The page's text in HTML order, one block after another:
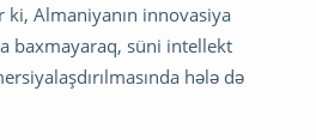
Almaniyanın innovasiya
baxmayaraq, süni intellekt
hələ də